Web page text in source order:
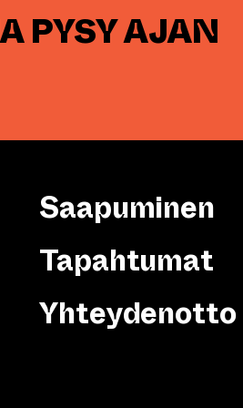
PYSY AJAN
Saapuminen
Tapahtumat
Yhteydenotto